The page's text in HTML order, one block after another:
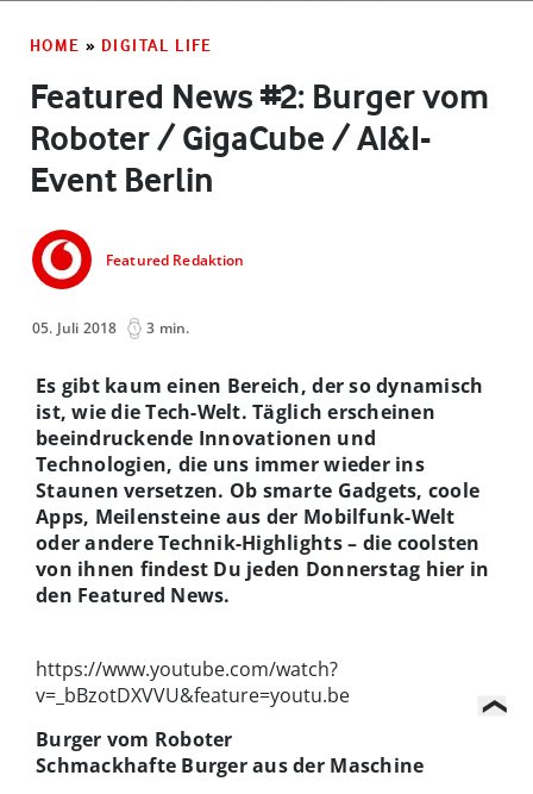
HOME » DIGITAL LIFE
Featured News #2: Burger vom
Roboter / GigaCube / AI&I-
Event Berlin
Featured Redaktion
05. Juli 2018 3 min.
Es gibt kaum einen Bereich, der so dynamisch
ist, wie die Tech-Welt. Täglich erscheinen
beeindruckende Innovationen und
Technologien, die uns immer wieder ins
Staunen versetzen. Ob smarte Gadgets, coole
Apps, Meilensteine aus der Mobilfunk-Welt
oder andere Technik-Highlights – die coolsten
von ihnen findest Du jeden Donnerstag hier in
den Featured News.
https://www.youtube.com/watch?
v=_bBzotDXVVU&feature=youtu.be
Burger vom Roboter
Schmackhafte Burger aus der Maschine